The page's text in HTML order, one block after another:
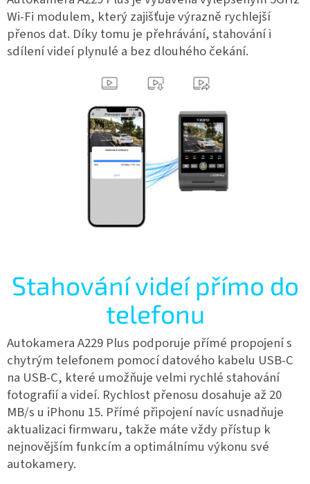
Wi-Fi modulem, který zajišťuje výrazně rychlejší
přenos dat. Díky tomu je přehrávání, stahování i
sdílení videí plynulé a bez dlouhého čekání.
Stahování videí přímo do
telefonu
Autokamera A229 Plus podporuje přímé propojení s
chytrým telefonem pomocí datového kabelu USB-C
na USB-C, které umožňuje velmi rychlé stahování
fotografií a videí. Rychlost přenosu dosahuje až 20
MB/s u iPhonu 15. Přímé připojení navíc usnadňuje
aktualizaci firmwaru, takže máte vždy přístup k
nejnovějším funkcím a optimálnímu výkonu své
autokamery.